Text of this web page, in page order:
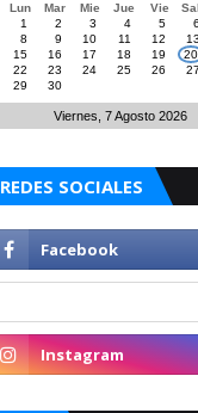
Lun Mar Mie Jue Vie
1
2 3 4 5 6
8
9 10 11 12 13
15
16 17 18 19
22
23 24 25 26 27
29
30
Viernes, 7 Agosto 2026
REDES SOCIALES